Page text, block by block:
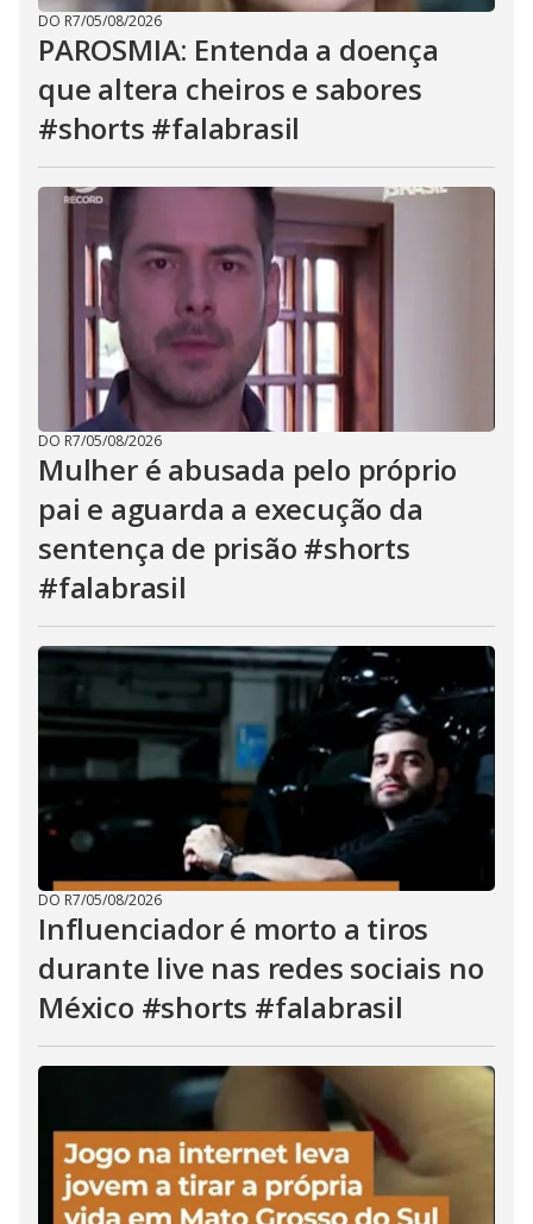
DO R7/05/08/2026
PAROSMIA: Entenda a doença
que altera cheiros e sabores
#shorts #falabrasil
DO R7/05/08/2026
Mulher é abusada pelo próprio
pai e aguarda a execução da
sentença de prisão #shorts
#falabrasil
DO R7/05/08/2026
Influenciador é morto a tiros
durante live nas redes sociais no
México #shorts #falabrasil